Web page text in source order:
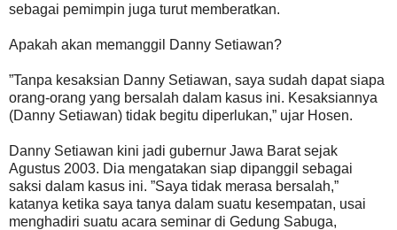
sebagai pemimpin juga turut memberatkan.
Apakah akan memanggil Danny Setiawan?
”Tanpa kesaksian Danny Setiawan, saya sudah dapat siapa
orang-orang yang bersalah dalam kasus ini. Kesaksiannya
(Danny Setiawan) tidak begitu diperlukan,” ujar Hosen.
Danny Setiawan kini jadi gubernur Jawa Barat sejak
Agustus 2003. Dia mengatakan siap dipanggil sebagai
saksi dalam kasus ini. ”Saya tidak merasa bersalah,”
katanya ketika saya tanya dalam suatu kesempatan, usai
menghadiri suatu acara seminar di Gedung Sabuga,